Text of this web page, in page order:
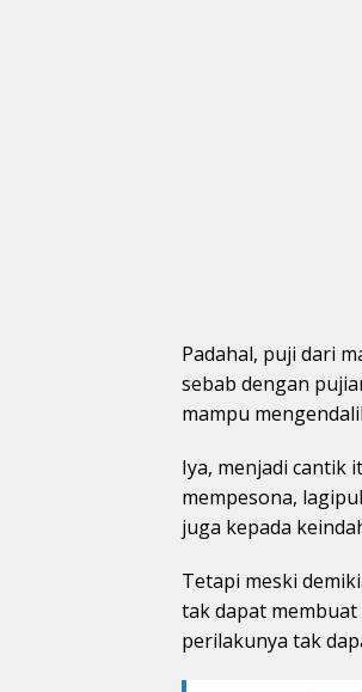
Padahal, puji dari
sebab dengan
mampu
Iya, menjadi cantik
mempesona,
juga kepada
Tetapi meski
tak dapat
perilakunya tak